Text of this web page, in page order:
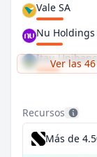
Vale SA
Nu Holdings
ItauVer las
Recursos